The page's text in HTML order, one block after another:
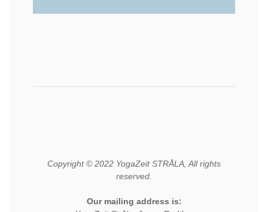
Copyright © 2022 YogaZeit STRÅLA, All rights
reserved.
Our mailing address is: